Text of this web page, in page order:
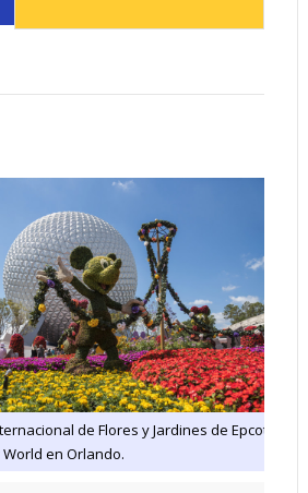
de Flores y Jardines de Epcot
en Orlando.